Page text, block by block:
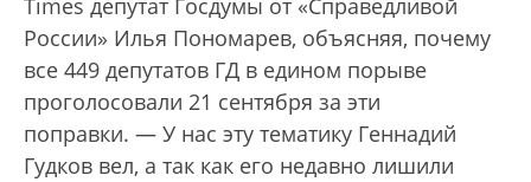
Times депутат Госдумы от «Справедливой
России» Илья Пономарев, объясняя, почему
все 449 депутатов ГД в едином порыве
проголосовали 21 сентября за эти
поправки. — У нас эту тематику Геннадий
Гудков вел, а так как его недавно лишили